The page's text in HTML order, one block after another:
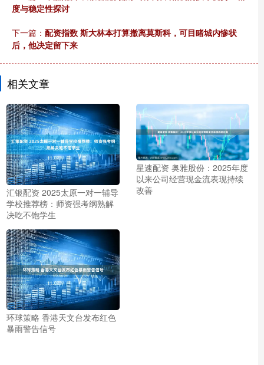
度与稳定性探讨
下一篇： 配资指数 斯大林本打算撤离莫斯科，可目睹城内惨状
后，他决定留下来
相关文章
汇银配资 2025太原一对一辅导
学校推荐榜：师资强考纲熟解
决吃不饱学生
星速配资 奥雅股份：2025年度
以来公司经营现金流表现持续
改善
环球策略 香港天文台发布红色
暴雨警告信号